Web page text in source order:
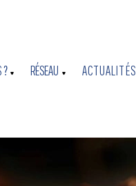
? RÉSEAU ACTUALITÉS